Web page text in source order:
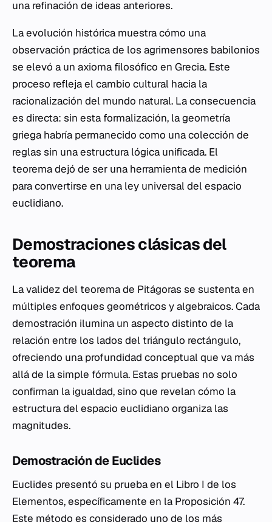
una refinación de ideas anteriores.
La evolución histórica muestra cómo una
observación práctica de los agrimensores babilonios
se elevó a un axioma filosófico en Grecia. Este
proceso refleja el cambio cultural hacia la
racionalización del mundo natural. La consecuencia
es directa: sin esta formalización, la geometría
griega habría permanecido como una colección de
reglas sin una estructura lógica unificada. El
teorema dejó de ser una herramienta de medición
para convertirse en una ley universal del espacio
euclidiano.
Demostraciones clásicas del
teorema
La validez del teorema de Pitágoras se sustenta en
múltiples enfoques geométricos y algebraicos. Cada
demostración ilumina un aspecto distinto de la
relación entre los lados del triángulo rectángulo,
ofreciendo una profundidad conceptual que va más
allá de la simple fórmula. Estas pruebas no solo
confirman la igualdad, sino que revelan cómo la
estructura del espacio euclidiano organiza las
magnitudes.
Demostración de Euclides
Euclides presentó su prueba en el Libro I de los
Elementos, específicamente en la Proposición 47.
Este método es considerado uno de los más